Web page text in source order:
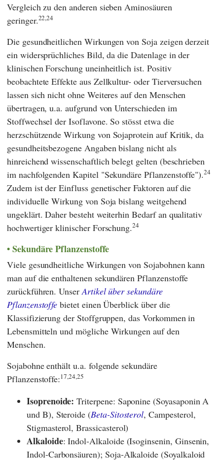
Vergleich zu den anderen sieben Aminosäuren
geringer.22,24
Die gesundheitlichen Wirkungen von Soja zeigen derzeit
ein widersprüchliches Bild, da die Datenlage in der
klinischen Forschung uneinheitlich ist. Positiv
beobachtete Effekte aus Zellkultur- oder Tierversuchen
lassen sich nicht ohne Weiteres auf den Menschen
übertragen, u.a. aufgrund von Unterschieden im
Stoffwechsel der Isoflavone. So stösst etwa die
herzschützende Wirkung von Sojaprotein auf Kritik, da
gesundheitsbezogene Angaben bislang nicht als
hinreichend wissenschaftlich belegt gelten (beschrieben
im nachfolgenden Kapitel "Sekundäre Pflanzenstoffe").24
Zudem ist der Einfluss genetischer Faktoren auf die
individuelle Wirkung von Soja bislang weitgehend
ungeklärt. Daher besteht weiterhin Bedarf an qualitativ
hochwertiger klinischer Forschung.24
Sekundäre Pflanzenstoffe
Viele gesundheitliche Wirkungen von Sojabohnen kann
man auf die enthaltenen sekundären Pflanzenstoffe
zurückführen. UnserArtikel über sekundäre
Pflanzenstoffe bietet einen Überblick über die
Klassifizierung der Stoffgruppen, das Vorkommen in
Lebensmitteln und mögliche Wirkungen auf den
Menschen.
Sojabohne enthält u.a. folgende sekundäre
Pflanzenstoffe:17,24,25
Isoprenoide: Triterpene: Saponine (Soyasaponin A
und B), Steroide (Beta-Sitosterol, Campesterol,
Stigmasterol, Brassicasterol)
Alkaloide: Indol-Alkaloide (Isoginsenin, Ginsenin,
Indol-Carbonsäuren); Soja-Alkaloide (Soyalkaloid